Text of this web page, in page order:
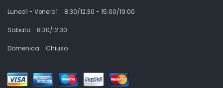
Lunedì - Venerdì 8:30/12:30 - 15:00/19:00
Sabato 8:30/12:30
Domenica Chiuso